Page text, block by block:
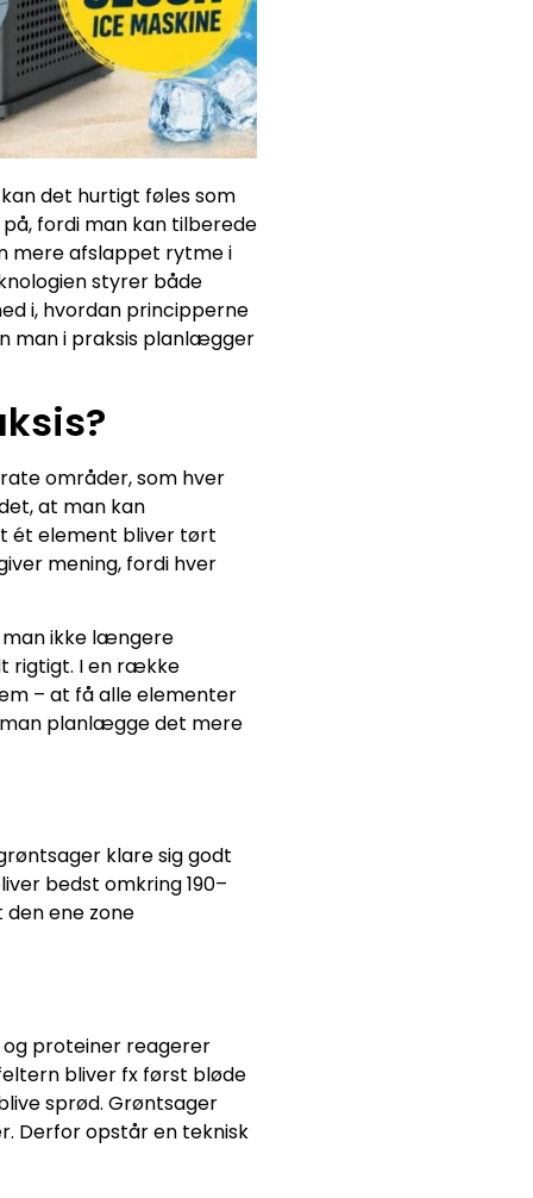
det hurtigt føles som
fordi man kan tilberede
mere afslappet rytme i
styrer både
i, hvordan principperne
man i praksis planlægger
områder, som hver
at man kan
ét element bliver tørt
mening, fordi hver
man ikke længere
rigtigt. I en række
– at få alle elementer
planlægge det mere
klare sig godt
bedst omkring 190–
ene zone
proteiner reagerer
bliver fx først bløde
sprød. Grøntsager
Derfor opstår en teknisk